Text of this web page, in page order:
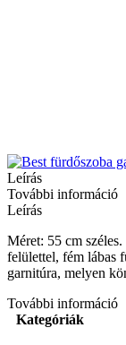
Leírás
További információ
Leírás
Méret: 55 cm
felülettel, fém lábas
garnitúra, melyen
További információ
Kategóriák